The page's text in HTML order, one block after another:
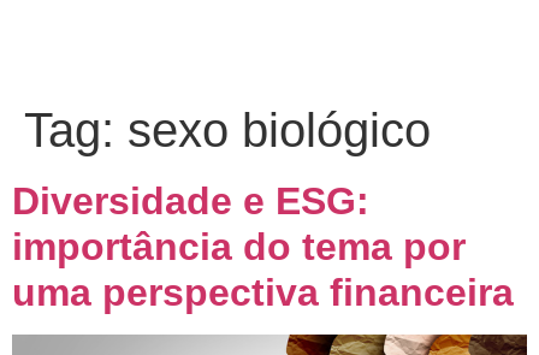
Tag: sexo biológico
Diversidade e ESG:
importância do tema por
uma perspectiva financeira